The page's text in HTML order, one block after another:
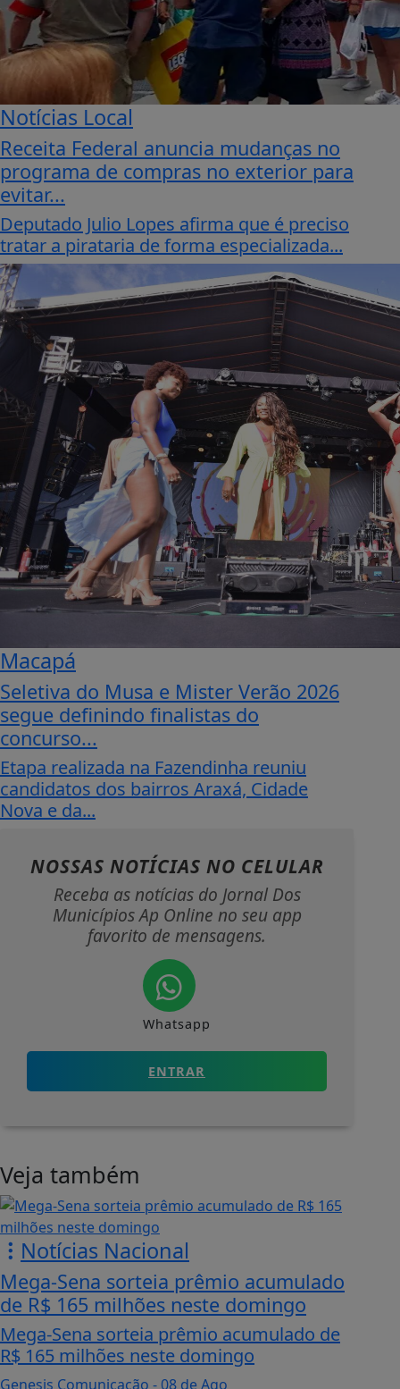
Notícias Local
Receita Federal anuncia mudanças no
programa de compras no exterior para
evitar...
Deputado Julio Lopes afirma que é preciso
tratar a pirataria de forma especializada...
Macapá
Seletiva do Musa e Mister Verão 2026
segue definindo finalistas do
concurso...
Etapa realizada na Fazendinha reuniu
candidatos dos bairros Araxá, Cidade
Nova e da...
NOSSAS NOTÍCIAS NO CELULAR
Receba as notícias do Jornal Dos
Municípios Ap Online no seu app
favorito de mensagens.
Whatsapp
ENTRAR
Veja também
Notícias Nacional
Mega-Sena sorteia prêmio acumulado
de R$ 165 milhões neste domingo
Mega-Sena sorteia prêmio acumulado de
R$ 165 milhões neste domingo
Genesis Comunicação - 08 de Ago